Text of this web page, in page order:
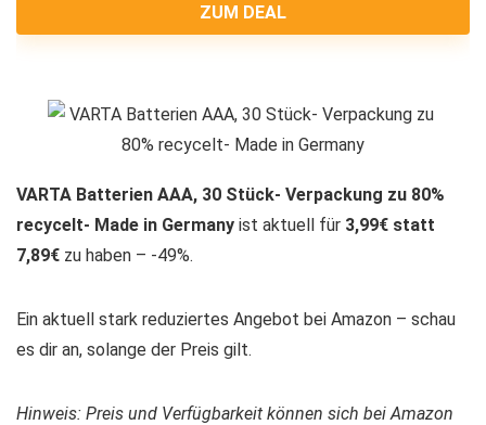
ZUM DEAL
VARTA Batterien AAA, 30 Stück- Verpackung zu 80%
recycelt- Made in Germany ist aktuell für 3,99€ statt
7,89€ zu haben – -49%.
Ein aktuell stark reduziertes Angebot bei Amazon – schau
es dir an, solange der Preis gilt.
Hinweis: Preis und Verfügbarkeit können sich bei Amazon